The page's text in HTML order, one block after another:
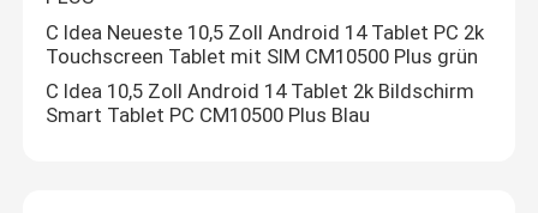
C Idea Neueste 10,5 Zoll Android 14 Tablet PC 2k
Touchscreen Tablet mit SIM CM10500 Plus grün
C Idea 10,5 Zoll Android 14 Tablet 2k Bildschirm
Smart Tablet PC CM10500 Plus Blau